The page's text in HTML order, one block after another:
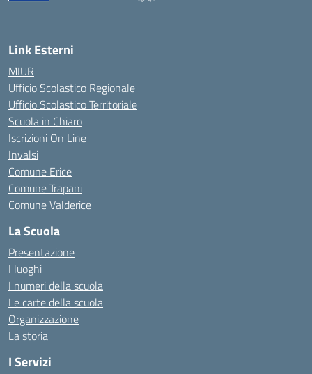
Link Esterni
MIUR
Ufficio Scolastico Regionale
Ufficio Scolastico Territoriale
Scuola in Chiaro
Iscrizioni On Line
Invalsi
Comune Erice
Comune Trapani
Comune Valderice
La Scuola
Presentazione
I luoghi
I numeri della scuola
Le carte della scuola
Organizzazione
La storia
I Servizi